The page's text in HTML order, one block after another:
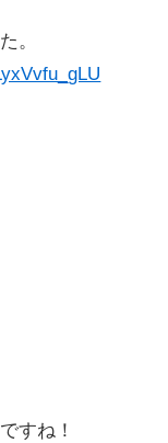
。
すね！